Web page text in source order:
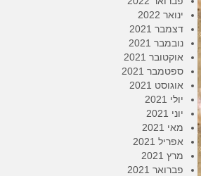
ינואר 2022
דצמבר 2021
נובמבר 2021
אוקטובר 2021
ספטמבר 2021
אוגוסט 2021
יולי 2021
יוני 2021
מאי 2021
אפריל 2021
מרץ 2021
פברואר 2021